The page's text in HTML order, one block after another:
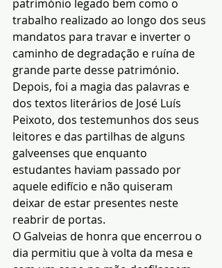
património legado bem como o
trabalho realizado ao longo dos seus
mandatos para travar e inverter o
caminho de degradação e ruína de
grande parte desse património.
Depois, foi a magia das palavras e
dos textos literários de José Luís
Peixoto, dos testemunhos dos seus
leitores e das partilhas de alguns
galveenses que enquanto
estudantes haviam passado por
aquele edifício e não quiseram
deixar de estar presentes neste
reabrir de portas.
O Galveias de honra que encerrou o
dia permitiu que à volta da mesa e